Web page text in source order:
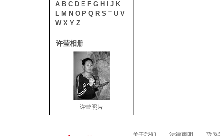
A B C D E F G H J K
L M N O P Q R S T U V
W X Y Z
许莹相册
许莹照片
关于我们 法律声明
联系